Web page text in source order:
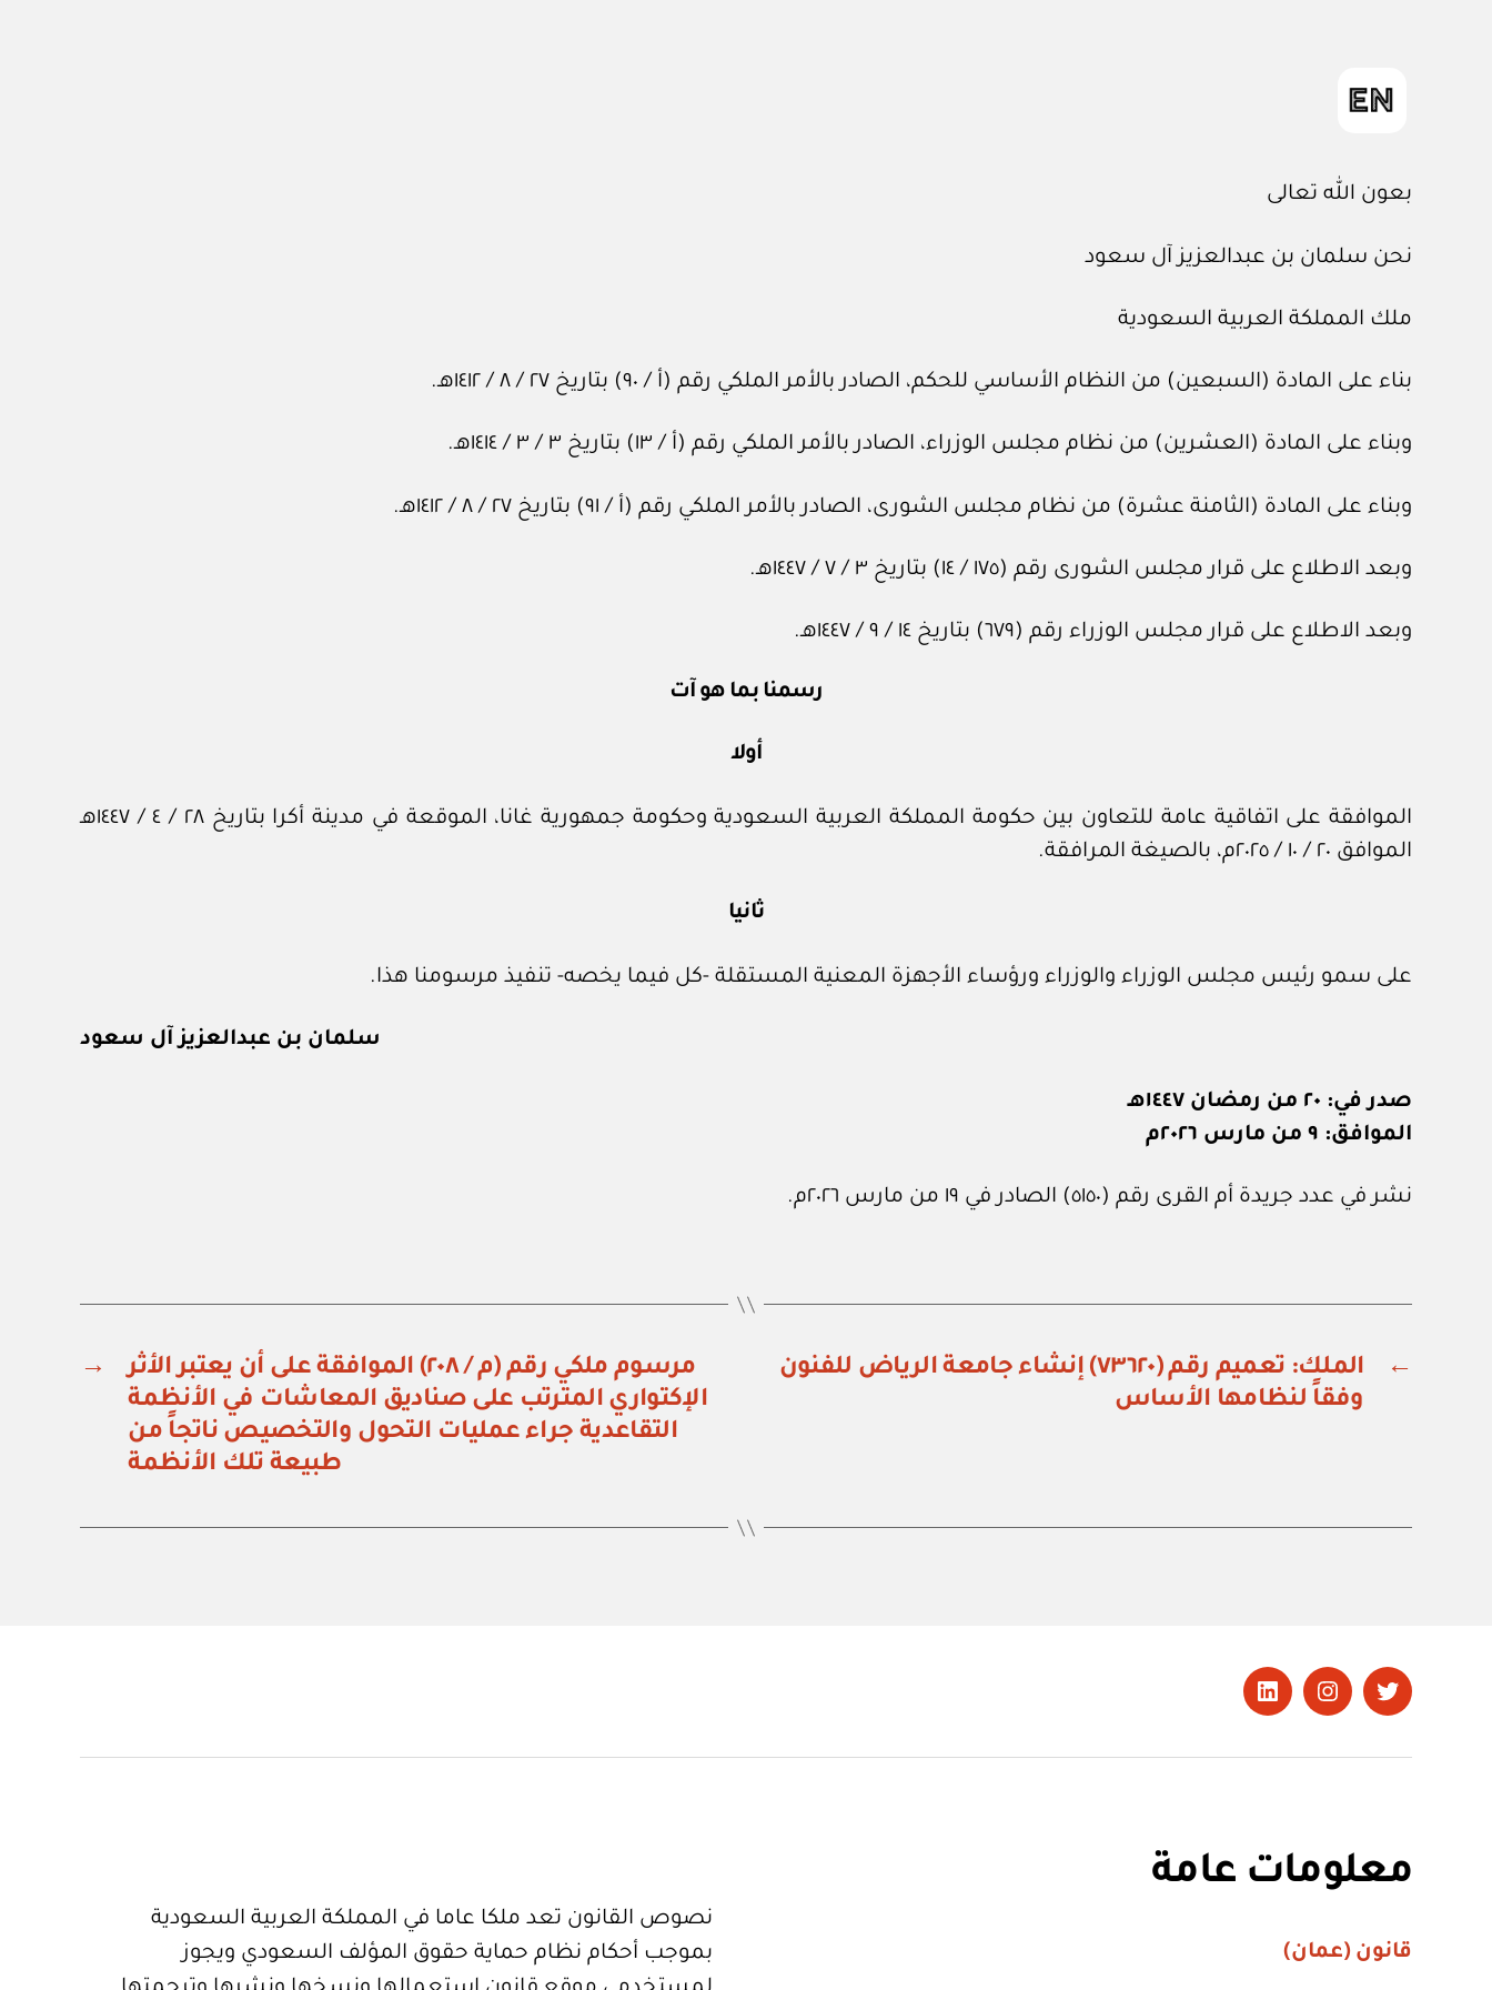
بعون الله تعالى
نحن سلمان بن عبدالعزيز آل سعود
ملك المملكة العربية السعودية
بناء على المادة (السبعين) من النظام الأساسي للحكم، الصادر بالأمر الملكي رقم (أ / ٩٠) بتاريخ ٢٧ / ٨ / ١٤١٢هـ.
وبناء على المادة (العشرين) من نظام مجلس الوزراء، الصادر بالأمر الملكي رقم (أ / ١٣) بتاريخ ٣ / ٣ / ١٤١٤هـ.
وبناء على المادة (الثامنة عشرة) من نظام مجلس الشورى، الصادر بالأمر الملكي رقم (أ / ٩١) بتاريخ ٢٧ / ٨ / ١٤١٢هـ.
وبعد الاطلاع على قرار مجلس الشورى رقم (١٧٥ / ١٤) بتاريخ ٣ / ٧ / ١٤٤٧هـ.
وبعد الاطلاع على قرار مجلس الوزراء رقم (٦٧٩) بتاريخ ١٤ / ٩ / ١٤٤٧هـ.
رسمنا بما هو آت
أولا
الموافقة على اتفاقية عامة للتعاون بين حكومة المملكة العربية السعودية وحكومة جمهورية غانا، الموقعة في مدينة أكرا بتاريخ ٢٨ / ٤ / ١٤٤٧هـ
الموافق ٢٠ / ١٠ / ٢٠٢٥م، بالصيغة المرافقة.
ثانيا
على سمو رئيس مجلس الوزراء والوزراء ورؤساء الأجهزة المعنية المستقلة ‏-كل فيما يخصه‏- تنفيذ مرسومنا هذا.
سلمان بن عبدالعزيز آل سعود
صدر في: ٢٠ من رمضان ١٤٤٧هـ
الموافق: ٩ من مارس ٢٠٢٦م
نشر في عدد جريدة أم القرى رقم (٥١٥٠) الصادر في ١٩ من مارس ٢٠٢٦م.
←
الملك: تعميم رقم (٧٣٦٢٠) إنشاء جامعة الرياض للفنون
وفقاً لنظامها الأساس
→
مرسوم ملكي رقم (م / ٢٠٨) الموافقة على أن يعتبر الأثر
الإكتواري المترتب على صناديق المعاشات في الأنظمة
التقاعدية جراء عمليات التحول والتخصيص ناتجاً من
طبيعة تلك الأنظمة
تويتر Instagram
LinkedIn
معلومات عامة
قانون (عمان)
نصوص القانون تعد ملكا عاما في المملكة العربية السعودية
بموجب أحكام نظام حماية حقوق المؤلف السعودي ويجوز